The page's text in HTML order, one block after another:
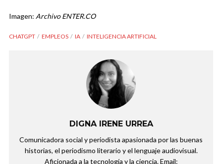
Imagen: Archivo ENTER.CO
CHATGPT EMPLEOS IA INTELIGENCIA ARTIFICIAL
DIGNA IRENE URREA
Comunicadora social y periodista apasionada por las buenas
historias, el periodismo literario y el lenguaje audiovisual.
Aficionada a la tecnología y la ciencia. Email: